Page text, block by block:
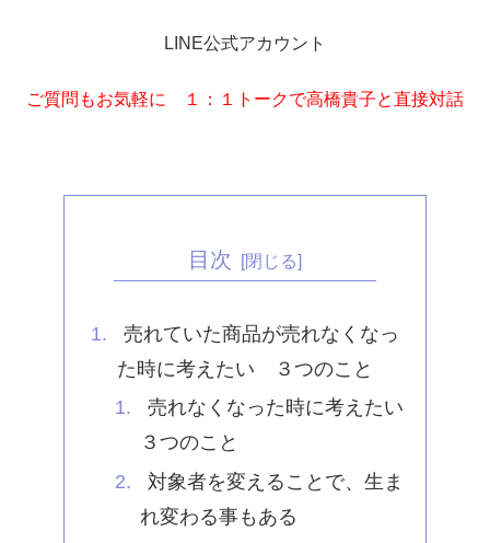
LINE公式アカウント
ご質問もお気軽に １：１トークで高橋貴子と直接対話
目次
売れていた商品が売れなくなっ
た時に考えたい ３つのこと
売れなくなった時に考えたい
３つのこと
対象者を変えることで、生ま
れ変わる事もある